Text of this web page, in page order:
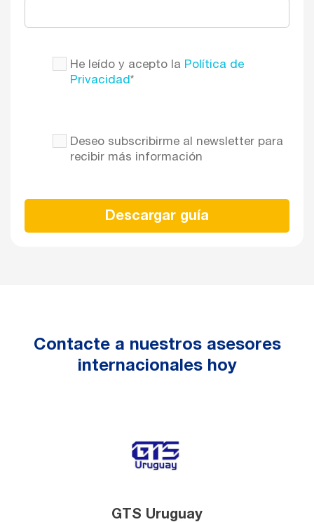
He leído y acepto la Política de
Privacidad*
Deseo subscribirme al newsletter para
recibir más información
Contacte a nuestros asesores
internacionales hoy
GTS Uruguay